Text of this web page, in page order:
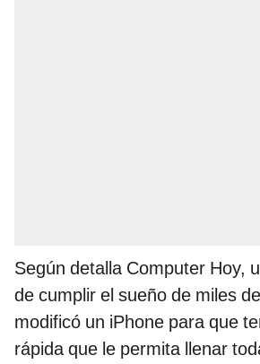
Según detalla Computer Hoy,
de cumplir el sueño de miles
modificó un iPhone para que
rápida que le permita llenar